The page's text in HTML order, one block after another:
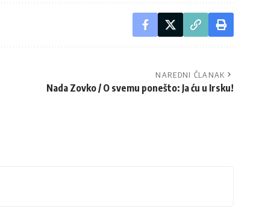
NAREDNI ČLANAK
Nada Zovko / O svemu ponešto: Ja ću u Irsku!